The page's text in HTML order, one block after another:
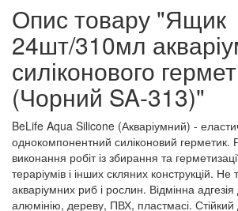
Опис товару "Ящик
24шт/310мл
силіконового
(Чорний SA-313)"
BeLife Aqua Silicone (Акваріумний) -
однокомпонентний силіконовий герметик.
виконання робіт із збирання та
тераріумів і інших скляних конструкцій. Не
акваріумних риб і рослин. Відмінна
алюмінію, дереву, ПВХ, пластмасі.